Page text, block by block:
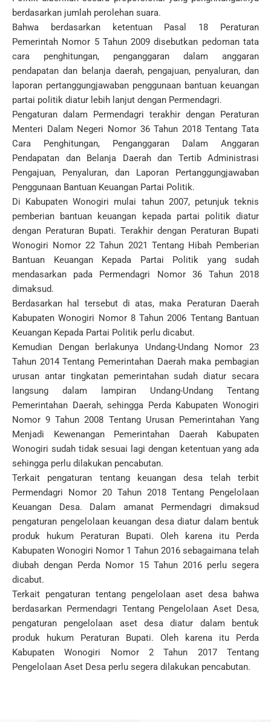
berdasarkan jumlah perolehan suara.
Bahwa berdasarkan ketentuan Pasal 18 Peraturan
Pemerintah Nomor 5 Tahun 2009 disebutkan pedoman tata
cara penghitungan, penganggaran dalam anggaran
pendapatan dan belanja daerah, pengajuan, penyaluran, dan
laporan pertanggungjawaban penggunaan bantuan keuangan
partai politik diatur lebih lanjut dengan Permendagri.
Pengaturan dalam Permendagri terakhir dengan Peraturan
Menteri Dalam Negeri Nomor 36 Tahun 2018 Tentang Tata
Cara Penghitungan, Penganggaran Dalam Anggaran
Pendapatan dan Belanja Daerah dan Tertib Administrasi
Pengajuan, Penyaluran, dan Laporan Pertanggungjawaban
Penggunaan Bantuan Keuangan Partai Politik.
Di Kabupaten Wonogiri mulai tahun 2007, petunjuk teknis
pemberian bantuan keuangan kepada partai politik diatur
dengan Peraturan Bupati. Terakhir dengan Peraturan Bupati
Wonogiri Nomor 22 Tahun 2021 Tentang Hibah Pemberian
Bantuan Keuangan Kepada Partai Politik yang sudah
mendasarkan pada Permendagri Nomor 36 Tahun 2018
dimaksud.
Berdasarkan hal tersebut di atas, maka Peraturan Daerah
Kabupaten Wonogiri Nomor 8 Tahun 2006 Tentang Bantuan
Keuangan Kepada Partai Politik perlu dicabut.
Kemudian Dengan berlakunya Undang-Undang Nomor 23
Tahun 2014 Tentang Pemerintahan Daerah maka pembagian
urusan antar tingkatan pemerintahan sudah diatur secara
langsung dalam lampiran Undang-Undang Tentang
Pemerintahan Daerah, sehingga Perda Kabupaten Wonogiri
Nomor 9 Tahun 2008 Tentang Urusan Pemerintahan Yang
Menjadi Kewenangan Pemerintahan Daerah Kabupaten
Wonogiri sudah tidak sesuai lagi dengan ketentuan yang ada
sehingga perlu dilakukan pencabutan.
Terkait pengaturan tentang keuangan desa telah terbit
Permendagri Nomor 20 Tahun 2018 Tentang Pengelolaan
Keuangan Desa. Dalam amanat Permendagri dimaksud
pengaturan pengelolaan keuangan desa diatur dalam bentuk
produk hukum Peraturan Bupati. Oleh karena itu Perda
Kabupaten Wonogiri Nomor 1 Tahun 2016 sebagaimana telah
diubah dengan Perda Nomor 15 Tahun 2016 perlu segera
dicabut.
Terkait pengaturan tentang pengelolaan aset desa bahwa
berdasarkan Permendagri Tentang Pengelolaan Aset Desa,
pengaturan pengelolaan aset desa diatur dalam bentuk
produk hukum Peraturan Bupati. Oleh karena itu Perda
Kabupaten Wonogiri Nomor 2 Tahun 2017 Tentang
Pengelolaan Aset Desa perlu segera dilakukan pencabutan.